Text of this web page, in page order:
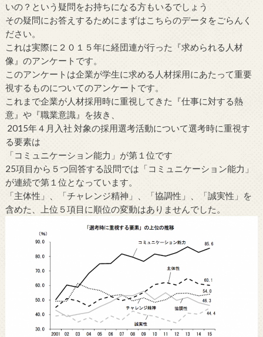
いの？という疑問をお持ちになる方もいるでしょう
その疑問にお答えするためにまずはこちらのデータをごらんく
ださい。
これは実際に２０１５年に経団連が行った『求められる人材
像』のアンケートです。
このアンケートは企業が学生に求める人材採用にあたって重要
視するものについてのアンケートです。
これまで企業が人材採用時に重視してきた『仕事に対する熱
意』や『職業意識』を抜き、
2015年４月入社 対象の採用選考活動について選考時に重視す
る要素は
「コミュニケーション能力」が第１位です
25項目から５つ回答する設問では「コミュニケーション能力」
が連続で第１位となっています。
「主体性」、「チャレンジ精神」、「協調性」、「誠実性」を
含めた、上位５項目に順位の変動はありませんでした。